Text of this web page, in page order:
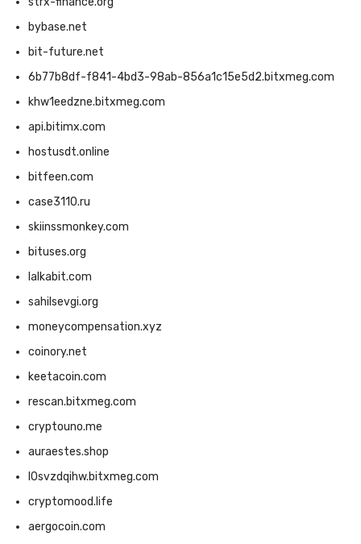
bybase.net
bit-future.net
6b77b8df-f841-4bd3-98ab-856a1c15e5d2.bitxmeg.com
khw1eedzne.bitxmeg.com
api.bitimx.com
hostusdt.online
bitfeen.com
case3110.ru
skiinssmonkey.com
bituses.org
lalkabit.com
sahilsevgi.org
moneycompensation.xyz
coinory.net
keetacoin.com
rescan.bitxmeg.com
cryptouno.me
auraestes.shop
l0svzdqihw.bitxmeg.com
cryptomood.life
aergocoin.com